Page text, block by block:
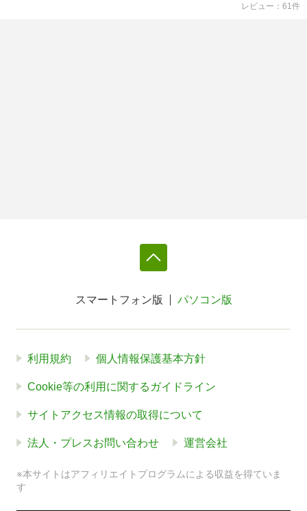
レビュー
61 件
スマートフォン版 パソコン版
利用規約 個人情報保護基本方針
Cookie等の利用に関するガイドライン
サイトアクセス情報の取得について
法人・プレスお問い合わせ 運営会社
※本サイトはアフィリエイトプログラムによる収益を得ていま
す